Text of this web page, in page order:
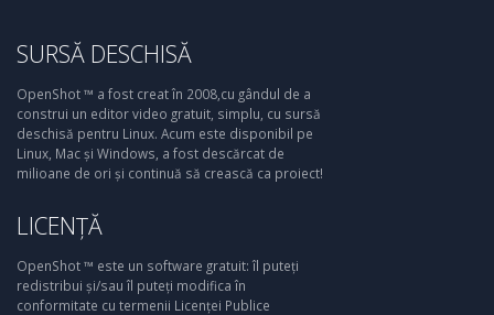
SURSĂ DESCHISĂ
OpenShot ™ a fost creat în 2008,cu gândul de a
construi un editor video gratuit, simplu, cu sursă
deschisă pentru Linux. Acum este disponibil pe
Linux, Mac și Windows, a fost descărcat de
milioane de ori și continuă să crească ca proiect!
LICENȚĂ
OpenShot ™ este un software gratuit: îl puteți
redistribui și/sau îl puteți modifica în
conformitate cu termenii Licenței Publice